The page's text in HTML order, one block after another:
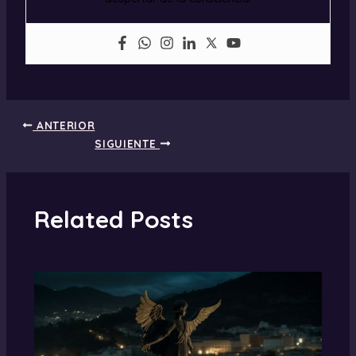
ANTERIOR
SIGUIENTE
Related Posts